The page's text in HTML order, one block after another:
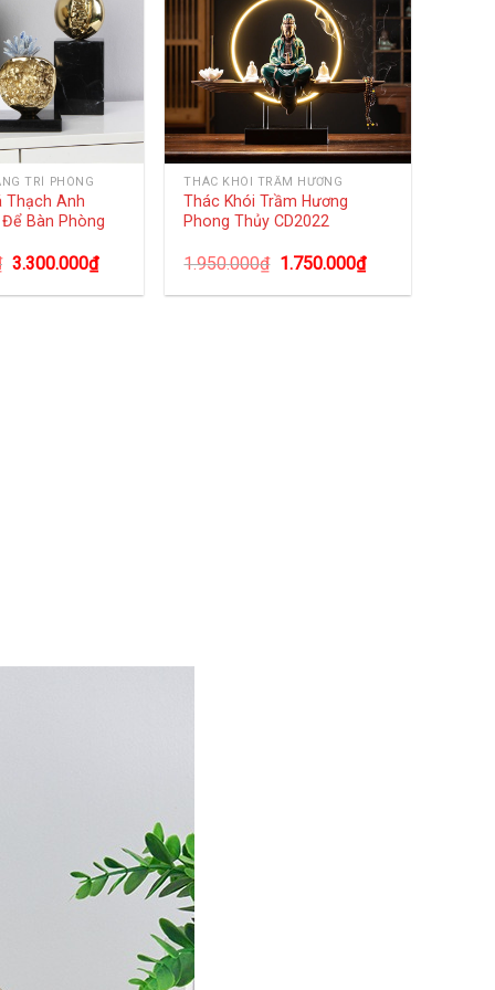
TRÍ PHÒNG
Thạch Anh
Bàn Phòng
3.300.000₫
THÁC KHÓI TRẦM HƯƠNG
Thác Khói Trầm Hương
Phong Thủy CD2022
1.950.000₫ 1.750.000₫